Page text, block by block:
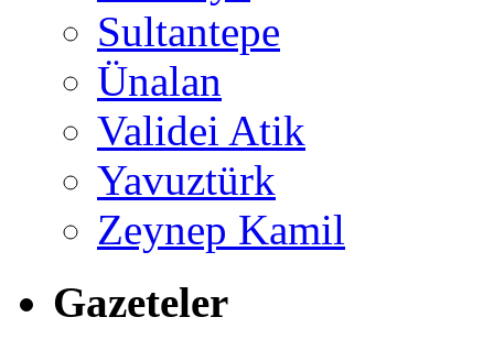
Sultantepe
Ünalan
Validei Atik
Yavuztürk
Zeynep Kamil
Gazeteler